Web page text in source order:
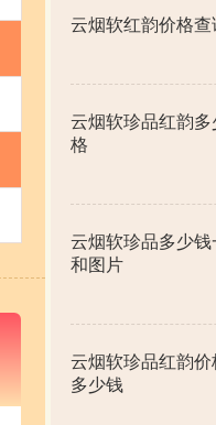
云烟软红韵价格
云烟软珍品红韵
格
云烟软珍品多少
和图片
云烟软珍品红韵
多少钱